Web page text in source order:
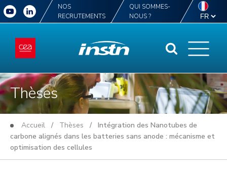
NOS
RECRUTEMENTS
QUI SOMMES-
NOUS ?
Thèses
Accueil / Thèses / Intégration des Nanotubes de
carbone alignés dans les batteries sans anode : mécanisme et
optimisation des cellules